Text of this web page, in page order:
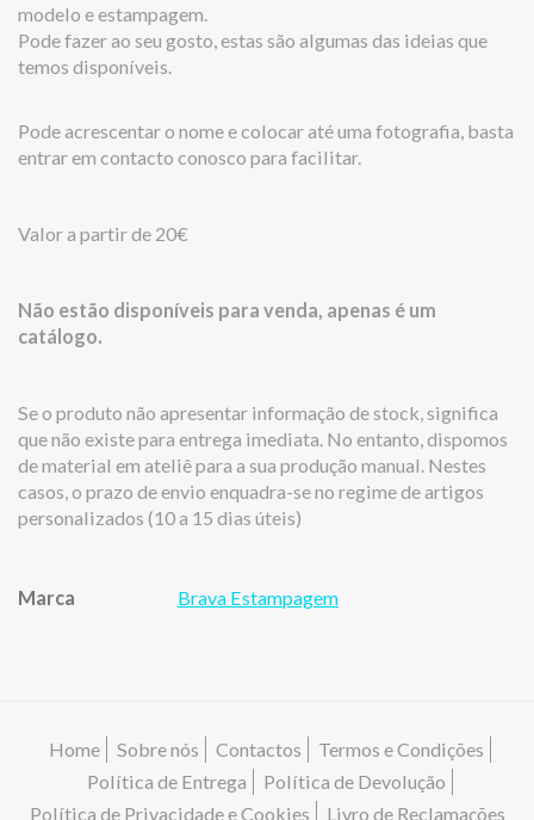
modelo e estampagem.
Pode fazer ao seu gosto, estas são algumas das ideias que
temos disponíveis.
Pode acrescentar o nome e colocar até uma fotografia, basta
entrar em contacto conosco para facilitar.
Valor a partir de 20€
Não estão disponíveis para venda, apenas é um
catálogo.
Se o produto não apresentar informação de stock, significa
que não existe para entrega imediata. No entanto, dispomos
de material em ateliê para a sua produção manual. Nestes
casos, o prazo de envio enquadra-se no regime de artigos
personalizados (10 a 15 dias úteis)
Marca
Brava Estampagem
Home Sobre nós Contactos
Termos e Condições
Política de Entrega
Política de Devolução
Política de Privacidade e Cookies
Livro de Reclamações